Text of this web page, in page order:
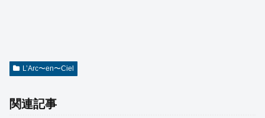
L’Arc〜en〜Ciel
関連記事